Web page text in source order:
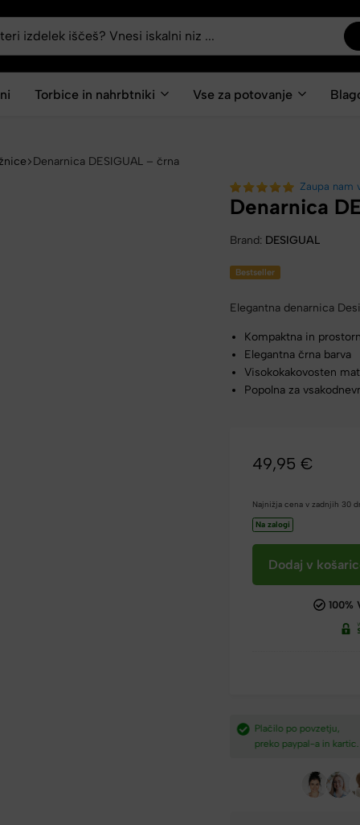
Torbice in nahrbtniki Vse za potovanje
Denarnica DESIGUAL – črna
Zaupa
Denarnica
Brand: DESIGUAL
Bestseller
Elegantna denarnica
Kompaktna in
Elegantna črna barva
Visokokakovosten
Popolna za
49,95€
Najnižja cena v zadnjih 30
Na zalogi
Dodaj v
100%
Hitra dostava iz
v 2-4 dneh.​